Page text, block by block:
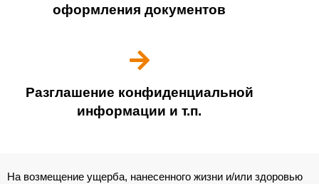
оформления документов
Разглашение конфиденциальной
информации и т.п.
На возмещение ущерба, нанесенного жизни и/или здоровью